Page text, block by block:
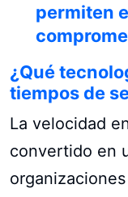
permiten
¿Qué
tiempos de
La velocidad
convertido en